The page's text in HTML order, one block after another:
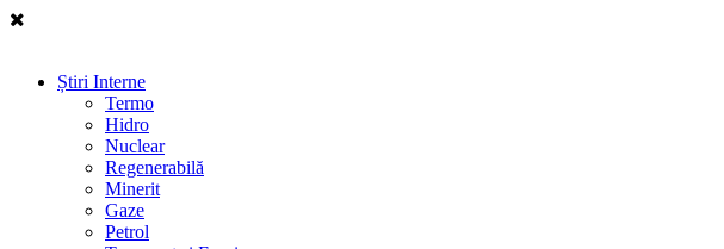
Știri Interne
Termo
Hidro
Nuclear
Regenerabilă
Minerit
Gaze
Petrol